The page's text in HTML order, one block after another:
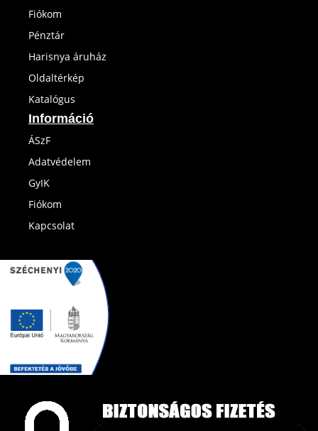
Fiókom
Pénztár
Harisnya áruház
Oldaltérkép
Katalógus
Információ
ÁSzF
Adatvédelem
GyIK
Fiókom
Kapcsolat